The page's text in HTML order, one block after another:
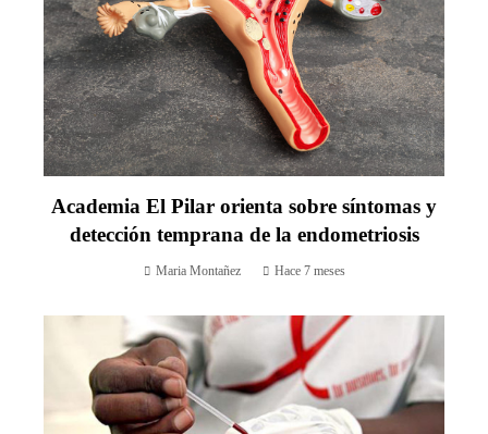
Academia El Pilar orienta sobre síntomas y
detección temprana de la endometriosis
Maria Montañez Hace 7 meses